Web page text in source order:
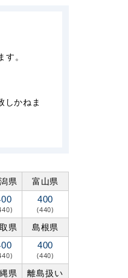
。
しかねま
県 富山県
400
(440)
県 島根県
400
(440)
県 離島扱い